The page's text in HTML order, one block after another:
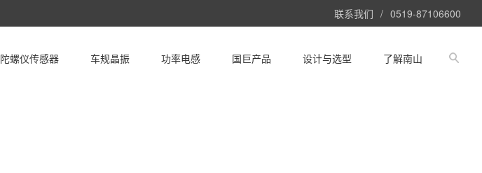
联系我们 / 0519-87106600
陀螺仪传感器 车规晶振 功率电感 国巨产品 设计与选型 了解南山